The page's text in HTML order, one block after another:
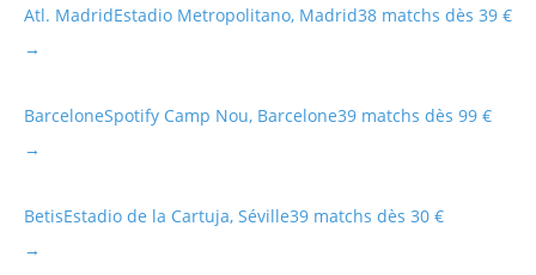
Atl. MadridEstadio Metropolitano, Madrid38 matchs dès 39 €
→
BarceloneSpotify Camp Nou, Barcelone39 matchs dès 99 €
→
BetisEstadio de la Cartuja, Séville39 matchs dès 30 €
→